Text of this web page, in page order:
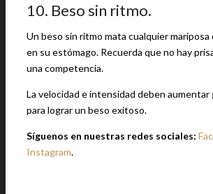
10. Beso sin ritmo.
Un beso sin ritmo mata cualquier mariposa
en su estómago. Recuerda que no hay
una competencia.
La velocidad e intensidad deben
para lograr un beso exitoso.
Síguenos en nuestras redes sociales:
Instagram.